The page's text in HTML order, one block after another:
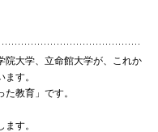
院大学、立命館大学が、これか
す。
教育」です。
す。